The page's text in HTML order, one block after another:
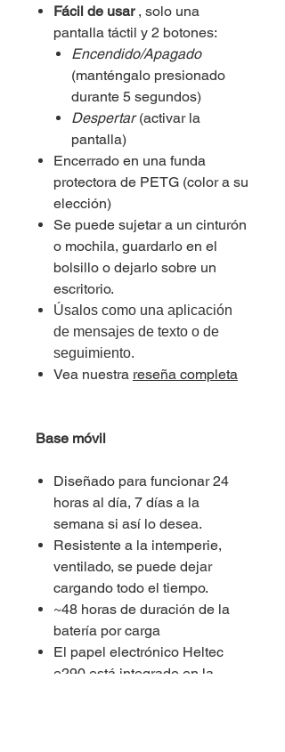
Fácil de usar, solo una
pantalla táctil y 2 botones:
Encendido/Apagado
(manténgalo presionado
durante 5 segundos)
Despertar(activar la
pantalla)
Encerrado en una funda
protectora de PETG (color a su
elección)
Se puede sujetar a un cinturón
o mochila, guardarlo en el
bolsillo o dejarlo sobre un
escritorio.
Úsalos como una aplicación
de mensajes de texto o de
seguimiento.
Vea nuestra reseña completa
Base móvil
Diseñado para funcionar 24
horas al día, 7 días a la
semana si así lo desea.
Resistente a la intemperie,
ventilado, se puede dejar
cargando todo el tiempo.
~48 horas de duración de la
batería por carga
El papel electrónico Heltec
e290 está integrado en la